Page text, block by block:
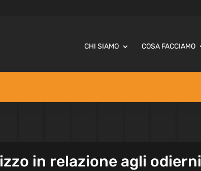
CHI SIAMO COSA FACCIAMO
in relazione agli odierni